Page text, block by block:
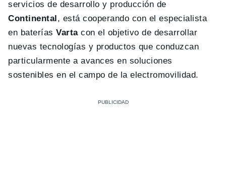
servicios de desarrollo y producción de
Continental, está cooperando con el especialista
en bateríasVartacon el objetivo de desarrollar
nuevas tecnologías y productos que conduzcan
particularmente a avances en soluciones
sostenibles en el campo de la electromovilidad.